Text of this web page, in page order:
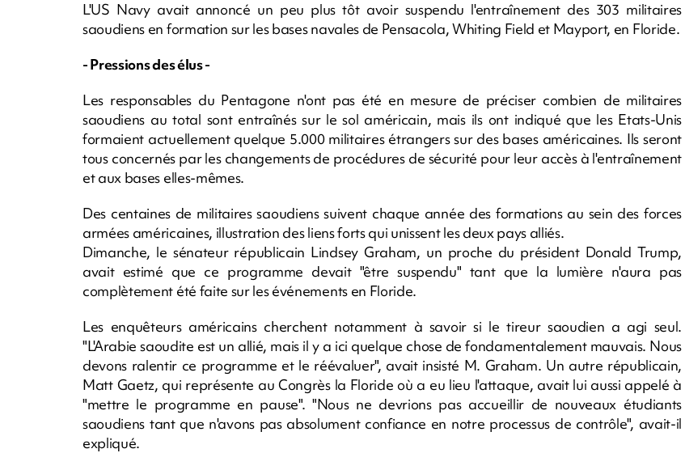
L'US Navy avait annoncé un peu plus tôt avoir suspendu l'entraînement des 303 militaires
saoudiens en formation sur les bases navales de Pensacola, Whiting Field et Mayport, en Floride.
- Pressions des élus -
Les responsables du Pentagone n'ont pas été en mesure de préciser combien de militaires
saoudiens au total sont entraînés sur le sol américain, mais ils ont indiqué que les Etats-Unis
formaient actuellement quelque 5.000 militaires étrangers sur des bases américaines. Ils seront
tous concernés par les changements de procédures de sécurité pour leur accès à l'entraînement
et aux bases elles-mêmes.
Des centaines de militaires saoudiens suivent chaque année des formations au sein des forces
armées américaines, illustration des liens forts qui unissent les deux pays alliés.
Dimanche, le sénateur républicain Lindsey Graham, un proche du président Donald Trump,
avait estimé que ce programme devait "être suspendu" tant que la lumière n'aura pas
complètement été faite sur les événements en Floride.
Les enquêteurs américains cherchent notamment à savoir si le tireur saoudien a agi seul.
"L'Arabie saoudite est un allié, mais il y a ici quelque chose de fondamentalement mauvais. Nous
devons ralentir ce programme et le réévaluer", avait insisté M. Graham. Un autre républicain,
Matt Gaetz, qui représente au Congrès la Floride où a eu lieu l'attaque, avait lui aussi appelé à
"mettre le programme en pause". "Nous ne devrions pas accueillir de nouveaux étudiants
saoudiens tant que n'avons pas absolument confiance en notre processus de contrôle", avait-il
expliqué.